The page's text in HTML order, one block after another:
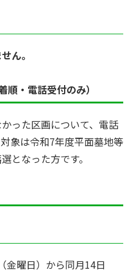
ん。
・電話受付のみ）
った区画について、電話
象は令和7年度平面墓地等
となった方です。
金曜日）から同月14日